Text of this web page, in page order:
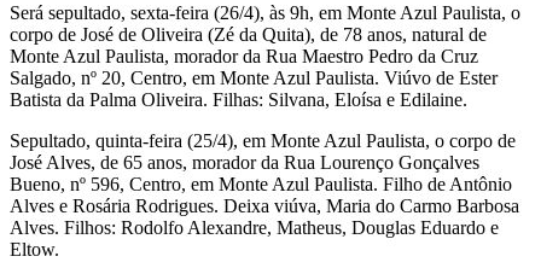
Será sepultado, sexta-feira (26/4), às 9h, em Monte Azul Paulista, o
corpo de José de Oliveira (Zé da Quita), de 78 anos, natural de
Monte Azul Paulista, morador da Rua Maestro Pedro da Cruz
Salgado, nº 20, Centro, em Monte Azul Paulista. Viúvo de Ester
Batista da Palma Oliveira. Filhas: Silvana, Eloísa e Edilaine.
Sepultado, quinta-feira (25/4), em Monte Azul Paulista, o corpo de
José Alves, de 65 anos, morador da Rua Lourenço Gonçalves
Bueno, nº 596, Centro, em Monte Azul Paulista. Filho de Antônio
Alves e Rosária Rodrigues. Deixa viúva, Maria do Carmo Barbosa
Alves. Filhos: Rodolfo Alexandre, Matheus, Douglas Eduardo e
Eltow.